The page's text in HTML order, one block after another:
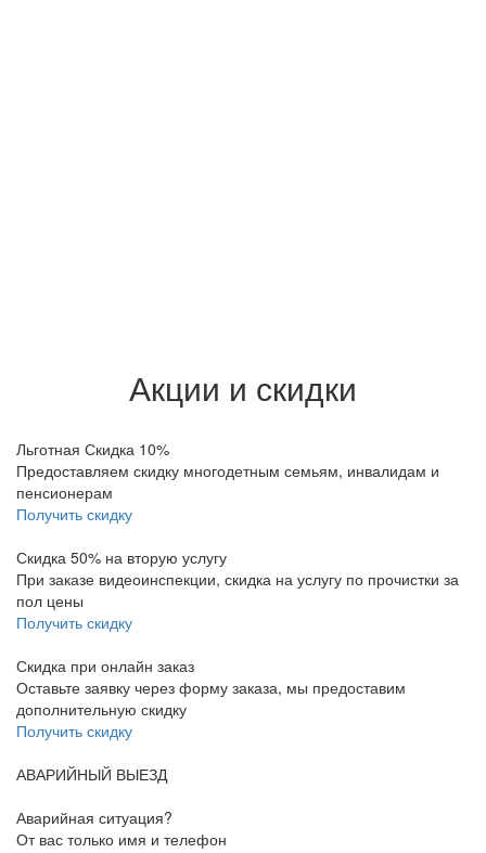
Акции и скидки
Льготная Скидка 10%
Предоставляем скидку многодетным семьям, инвалидам и
пенсионерам
Получить скидку
Скидка 50% на вторую услугу
При заказе видеоинспекции, скидка на услугу по прочистки за
пол цены
Получить скидку
Скидка при онлайн заказ
Оставьте заявку через форму заказа, мы предоставим
дополнительную скидку
Получить скидку
АВАРИЙНЫЙ ВЫЕЗД
Аварийная ситуация?
От вас только имя и телефон